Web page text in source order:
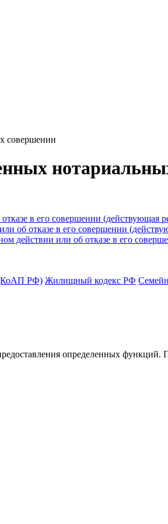
совершении
в его совершении (действующая
об отказе в его совершении
действии или об отказе в его
(КоАП РФ) Жилищный кодекс РФ
определенных